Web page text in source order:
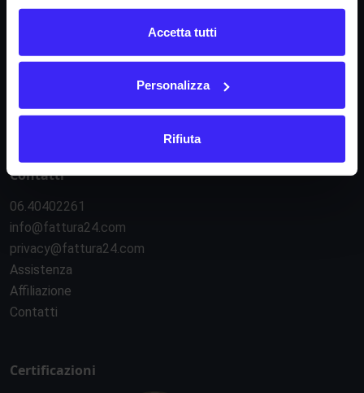
Accetta tutti
Personalizza
Rifiuta
Condizioni di contratto
Regolamento e-commerce
Gestione cookie
Contatti
06.40402261
info@fattura24.com
privacy@fattura24.com
Assistenza
Affiliazione
Contatti
Certificazioni